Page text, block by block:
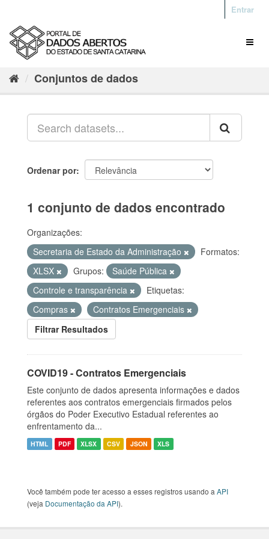
Entrar
Conjuntos de dados
Ordenar por
1 conjunto de dados encontrado
Organizações:
Secretaria de Estado da Administração
Formatos:
XLSX
Grupos:
Saúde Pública
Controle e transparência
Etiquetas:
Compras
Contratos Emergenciais
Filtrar Resultados
COVID19 - Contratos Emergenciais
Este conjunto de dados apresenta informações e dados
referentes aos contratos emergenciais firmados pelos
órgãos do Poder Executivo Estadual referentes ao
enfrentamento da...
HTML PDF XLSX CSV JSON XLS
Você também pode ter acesso a esses registros usando a API
(veja Documentação da API).